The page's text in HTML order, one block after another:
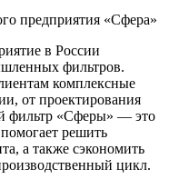
предприятия «Сфера»
в России
фильтров.
комплексные
от проектирования
фильтр «Сферы» — это
решить
а также сэкономить
цикл.